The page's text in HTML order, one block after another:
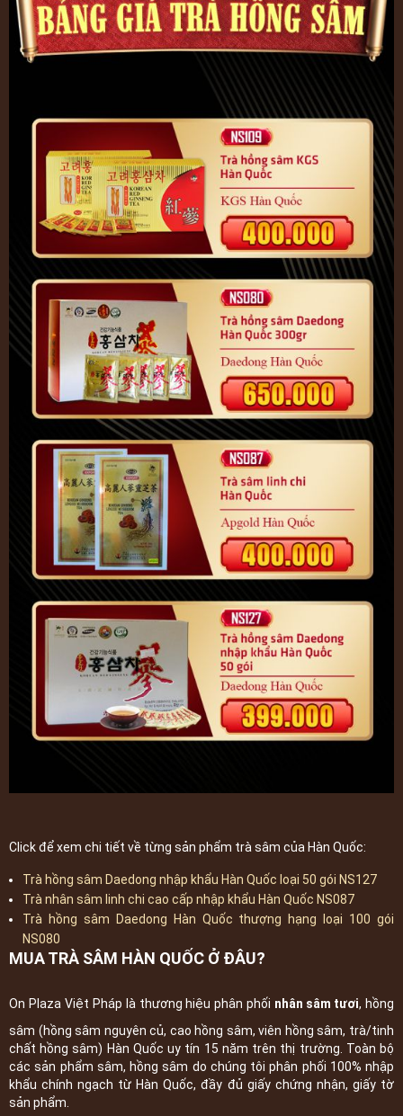
Click để xem chi tiết về từng sản phẩm trà sâm của Hàn Quốc:
Trà hồng sâm Daedong nhập khẩu Hàn Quốc loại 50 gói NS127
Trà nhân sâm linh chi cao cấp nhập khẩu Hàn Quốc NS087
Trà hồng sâm Daedong Hàn Quốc thượng hạng loại 100 gói
NS080
MUA TRÀ SÂM HÀN QUỐC Ở ĐÂU?
On Plaza Việt Pháp là thương hiệu phân phối nhân sâm tươi, hồng
sâm (hồng sâm nguyên củ, cao hồng sâm, viên hồng sâm, trà/tinh
chất hồng sâm) Hàn Quốc uy tín 15 năm trên thị trường. Toàn bộ
các sản phẩm sâm, hồng sâm do chúng tôi phân phối 100% nhập
khẩu chính ngạch từ Hàn Quốc, đầy đủ giấy chứng nhận, giấy tờ
sản phẩm.